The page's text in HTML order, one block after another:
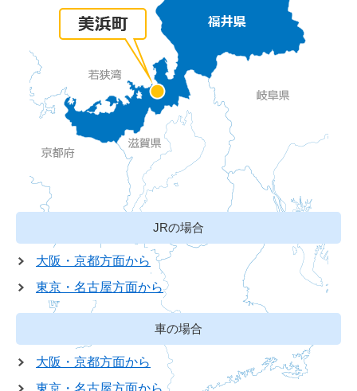
JRの場合
大阪・京都方面から
東京・名古屋方面から
車の場合
大阪・京都方面から
東京・名古屋方面から